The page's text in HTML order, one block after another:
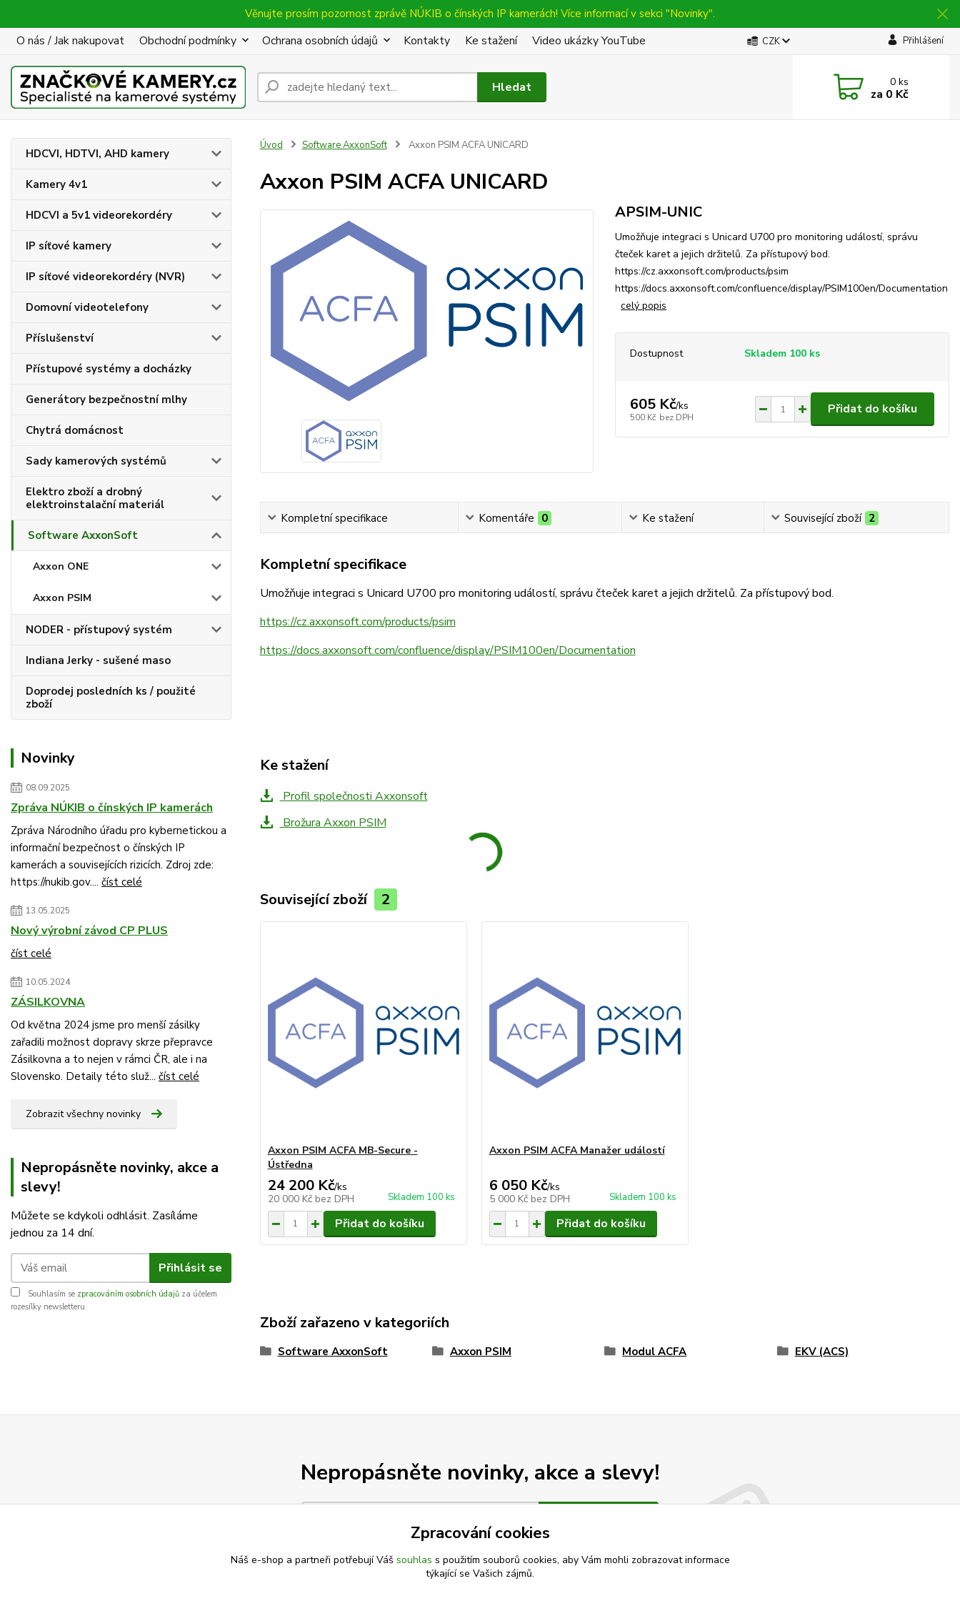
Věnujte prosím pozornost zprávě NÚKIB o čínských IP kamerách! Více informací v sekci "Novinky".
O nás / Jak nakupovat Obchodní podmínky Ochrana osobních údajů Kontakty Ke stažení Video ukázky YouTube CZK Přihlášení
Hledat 0 ks
za 0 Kč
HDCVI, HDTVI, AHD kamery
Kamery 4v1
HDCVI a 5v1 videorekordéry
IP síťové kamery
IP síťové videorekordéry (NVR)
Domovní videotelefony
Příslušenství
Přístupové systémy a docházky
Generátory bezpečnostní mlhy
Chytrá domácnost
Sady kamerových systémů
Elektro zboží a drobný
elektroinstalační materiál
Software AxxonSoft
Axxon ONE
Axxon PSIM
NODER - přístupový systém
Indiana Jerky - sušené maso
Doprodej posledních ks / použité
zboží
Novinky
08.09.2025
Zpráva NÚKIB o čínských IP kamerách
Zpráva Národního úřadu pro kybernetickou a
informační bezpečnost o čínských IP
kamerách a souvisejících rizicích. Zdroj zde:
https://nukib.gov.... číst celé
13.05.2025
Nový výrobní závod CP PLUS
číst celé
10.05.2024
ZÁSILKOVNA
Od května 2024 jsme pro menší zásilky
zařadili možnost dopravy skrze přepravce
Zásilkovna a to nejen v rámci ČR, ale i na
Slovensko. Detaily této služ... číst celé
Zobrazit všechny novinky
Nepropásněte novinky, akce a
slevy!
Můžete se kdykoli odhlásit. Zasíláme
jednou za 14 dní.
Přihlásit se
Souhlasím se zpracováním osobních údajů za účelem
rozesílky newsletteru.
Úvod Software AxxonSoft Axxon PSIM ACFA UNICARD
Axxon PSIM ACFA UNICARD
APSIM-UNIC
Umožňuje integraci s Unicard U700 pro monitoring událostí, správu
čteček karet a jejich držitelů. Za přístupový bod.
https://cz.axxonsoft.com/products/psim
https://docs.axxonsoft.com/confluence/display/PSIM100en/Documentation
celý popis
Dostupnost Skladem 100 ks
605 Kč/ks
500 Kč bez DPH
Přidat do košíku
Kompletní specifikace Komentáře 0 Ke stažení Související zboží 2
Kompletní specifikace
Umožňuje integraci s Unicard U700 pro monitoring událostí, správu čteček karet a jejich držitelů. Za přístupový bod.
https://cz.axxonsoft.com/products/psim
https://docs.axxonsoft.com/confluence/display/PSIM100en/Documentation
Ke stažení
Profil společnosti Axxonsoft
Brožura Axxon PSIM
Související zboží 2
Axxon PSIM ACFA MB-Secure -
Ústředna
24 200 Kč/ks
20 000 Kč bez DPH Skladem 100 ks
Přidat do košíku
Axxon PSIM ACFA Manažer událostí
6 050 Kč/ks
5 000 Kč bez DPH Skladem 100 ks
Přidat do košíku
Zboží zařazeno v kategoriích
Software AxxonSoft Axxon PSIM Modul ACFA EKV (ACS)
Nepropásněte novinky, akce a slevy!
Můžete se kdykoli odhlásit. Zasíláme jednou za 14 dní.
Zpracování cookies
Náš e-shop a partneři potřebují Váš souhlas s použitím souborů cookies, aby Vám mohli zobrazovat informace
týkající se Vašich zájmů.